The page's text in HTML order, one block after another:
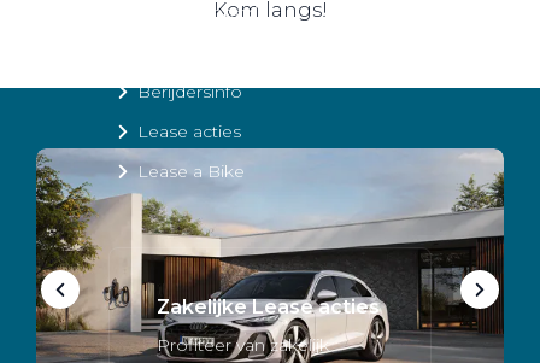
Lease aanbod
Berijdersinfo
Lease acties
Lease a Bike
Zakelijke Lease acties
Profiteer van zakelijk
Kom langs!